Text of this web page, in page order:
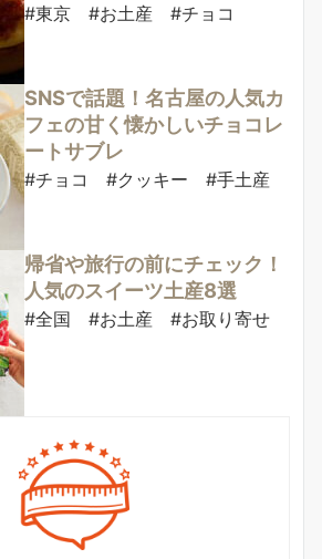
#東京 #お土産 #チョコ
SNSで話題！名古屋の人気カ
フェの甘く懐かしいチョコレ
ートサブレ
#チョコ #クッキー #手土産
帰省や旅行の前にチェック！
人気のスイーツ土産8選
#全国 #お土産 #お取り寄せ